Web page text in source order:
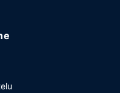
zapůjčení novin